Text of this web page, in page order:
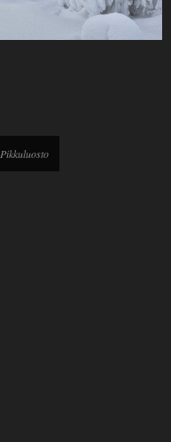
Pikkuluosto